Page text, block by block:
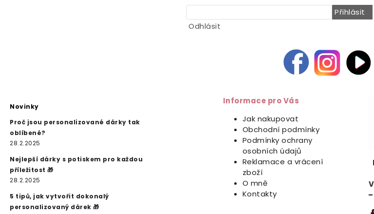
Přihlásit
Odhlásit
Novinky
Proč jsou personalizované dárky tak
oblíbené?
28.2.2025
Nejlepší dárky s potiskem pro každou
příležitost 🎁
28.2.2025
5 tipů, jak vytvořit dokonalý
personalizovaný dárek 🎁
Informace pro Vás
Jak nakupovat
Obchodní podmínky
Podmínky ochrany
osobních údajů
Reklamace a vrácení
zboží
O mně
Kontakty